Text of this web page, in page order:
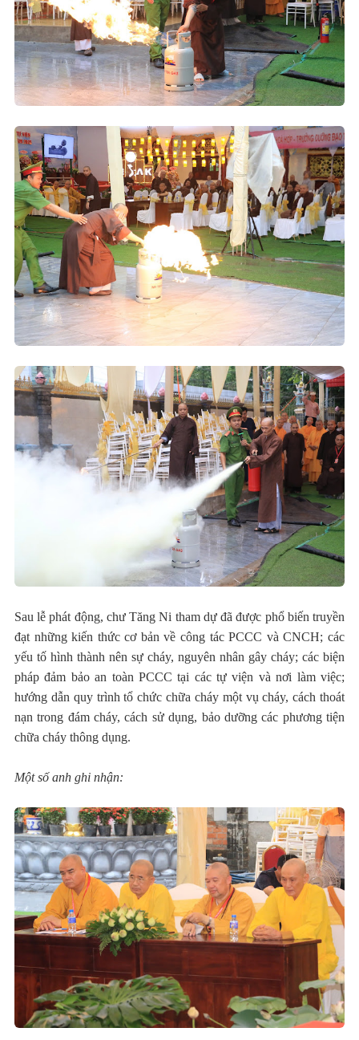
Sau lễ phát động, chư Tăng Ni tham dự đã được phổ biến truyền
đạt những kiến thức cơ bản về công tác PCCC và CNCH; các
yếu tố hình thành nên sự cháy, nguyên nhân gây cháy; các biện
pháp đảm bảo an toàn PCCC tại các tự viện và nơi làm việc;
hướng dẫn quy trình tổ chức chữa cháy một vụ cháy, cách thoát
nạn trong đám cháy, cách sử dụng, bảo dưỡng các phương tiện
chữa cháy thông dụng.
Một số anh ghi nhận: